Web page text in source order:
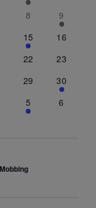
8
9
15
16
22
23
29
30
5 6